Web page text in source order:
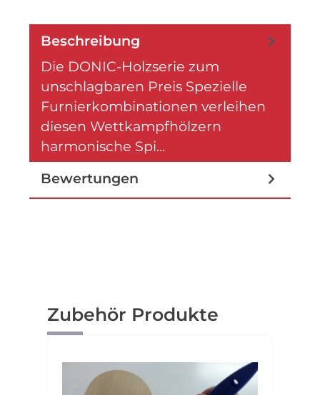
Beschreibung
Die DONIC-Holzserie zum
unschlagbaren Preis Spezielle
Furnierkombinationen verleihen
diesen Wettkampfhölzern
harmonische Spi…
Bewertungen
Produktgalerie überspringen
Zubehör Produkte